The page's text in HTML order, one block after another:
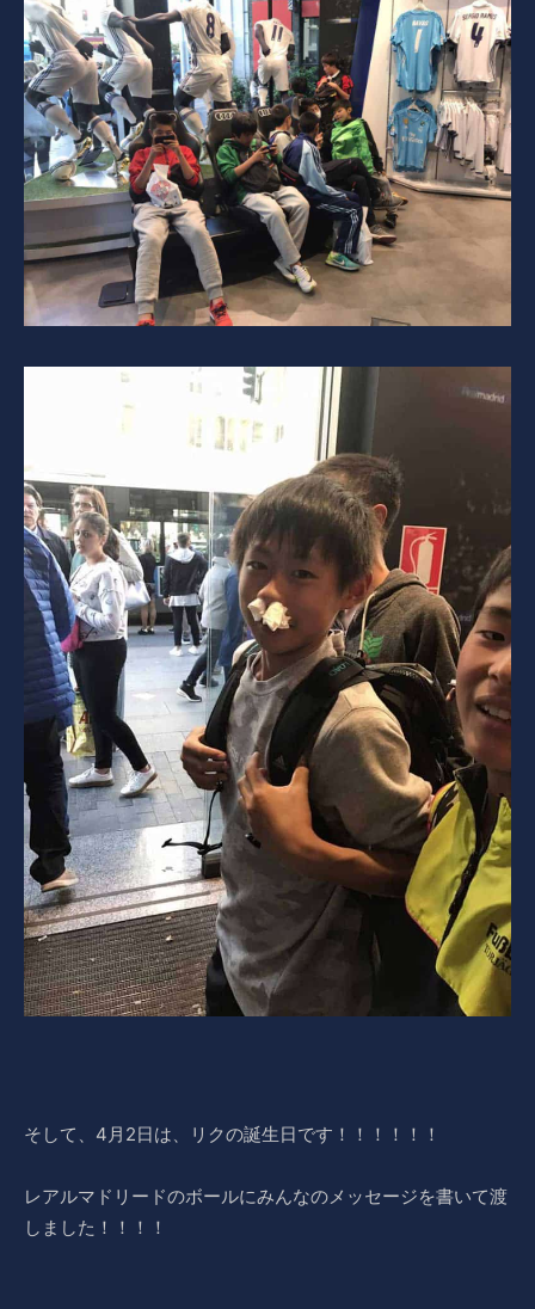
そして、4月2日は、リクの誕生日です！！！！！！
レアルマドリードのボールにみんなのメッセージを書いて渡
しました！！！！